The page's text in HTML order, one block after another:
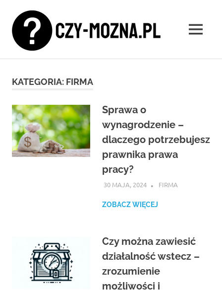
content
Czy-
wszystkim!
MENU
KATEGORIA: FIRMA
Sprawa o
wynagrodzenie –
dlaczego potrzebujesz
prawnika prawa
pracy?
30 MAJA, 2024 ATROX
FIRMA
ZOBACZ WIĘCEJ
Czy można zawiesić
działalność wstecz –
zrozumienie
możliwości i